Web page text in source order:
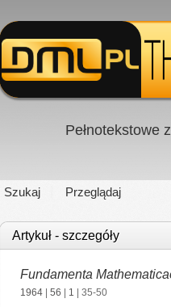
Pełnotekstowe
Szukaj Przeglądaj
Artykuł - szczegóły
Fundamenta
1964 56 1 | 35-50